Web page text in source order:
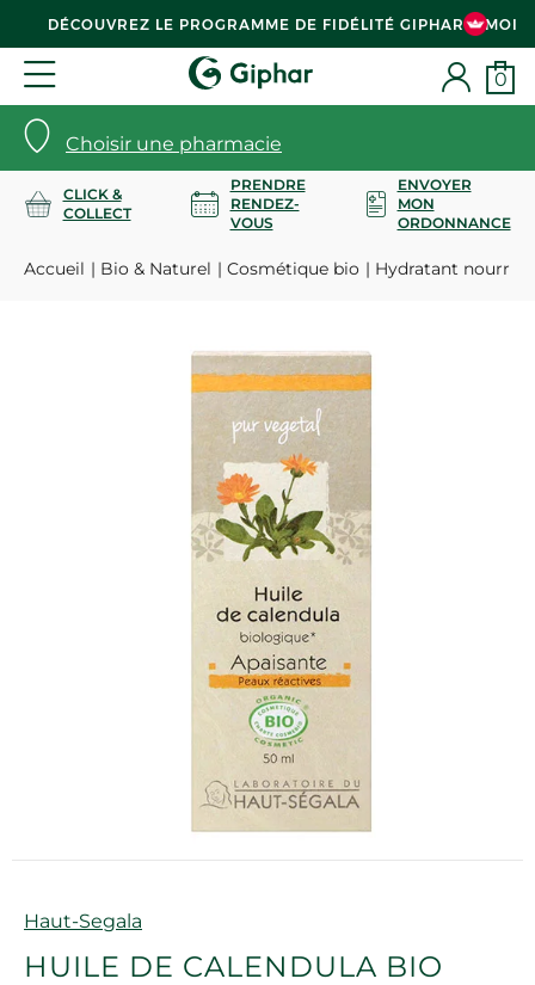
DÉCOUVREZ LE PROGRAMME DE FIDÉLITÉ GIPHAR & MOI
Choisir une pharmacie
0
CLICK &
COLLECT
PRENDRE
RENDEZ-
VOUS
ENVOYER
MON
ORDONNANCE
Accueil Bio & Naturel Cosmétique bio Hydratant
Marque
Haut-Segala
HUILE DE CALENDULA BIO